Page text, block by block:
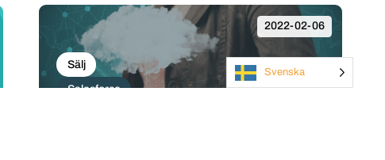
2022-02-06
Sälj
Salesforce
Svenska